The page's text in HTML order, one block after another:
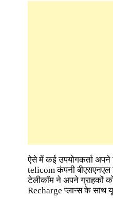
ऐसे में कई उपयोगकर्ता अपने
telicom कंपनी बीएसएनएल
टेलीकॉम ने अपने ग्राहकों
Recharge प्लान्स के साथ